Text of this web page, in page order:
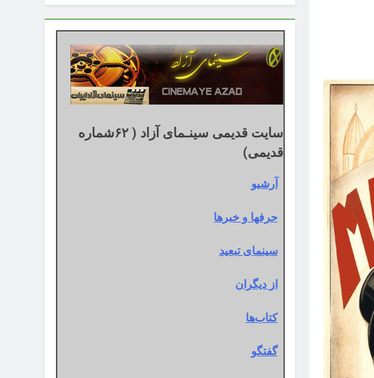
اساس
تقویم
میلادی
سایت قدیمی سینـمای آزاد ( ۶۲شماره
قدیمی)
آرشیو
حرفها و خبرها
سینمای تبعید
از دیگران
کتاب‌ها
گفتگو